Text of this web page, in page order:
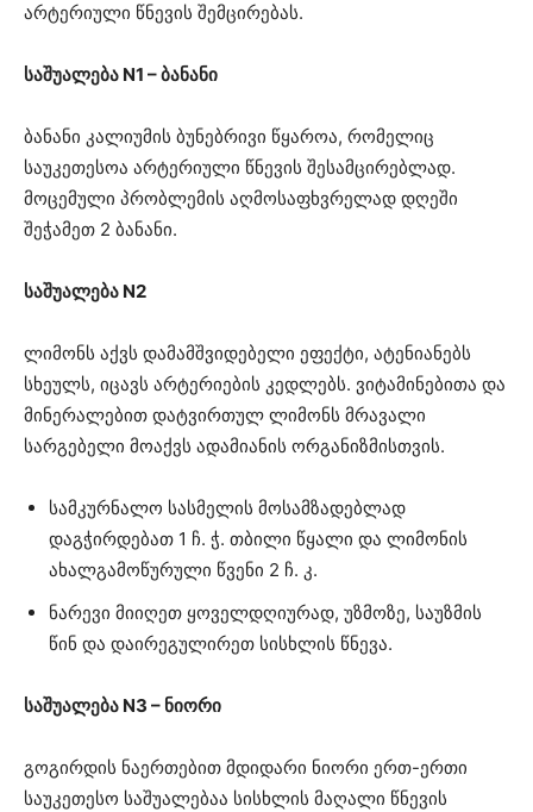
არტერიული წნევის შემცირებას.
საშუალება N1 – ბანანი
ბანანი კალიუმის ბუნებრივი წყაროა, რომელიც
საუკეთესოა არტერიული წნევის შესამცირებლად.
მოცემული პრობლემის აღმოსაფხვრელად დღეში
შეჭამეთ 2 ბანანი.
საშუალება N2
ლიმონს აქვს დამამშვიდებელი ეფექტი, ატენიანებს
სხეულს, იცავს არტერიების კედლებს. ვიტამინებითა და
მინერალებით დატვირთულ ლიმონს მრავალი
სარგებელი მოაქვს ადამიანის ორგანიზმისთვის.
სამკურნალო სასმელის მოსამზადებლად
დაგჭირდებათ 1 ჩ. ჭ. თბილი წყალი და ლიმონის
ახალგამოწურული წვენი 2 ჩ. კ.
ნარევი მიიღეთ ყოველდღიურად, უზმოზე, საუზმის
წინ და დაირეგულირეთ სისხლის წნევა.
საშუალება N3 – ნიორი
გოგირდის ნაერთებით მდიდარი ნიორი ერთ-ერთი
საუკეთესო საშუალებაა სისხლის მაღალი წნევის